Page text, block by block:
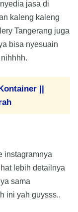
jasa di
kaleng kaleng
Tangerang juga
bisa nyesuain
||
instagramnya
lebih detailnya
sama
ini yah guysss..